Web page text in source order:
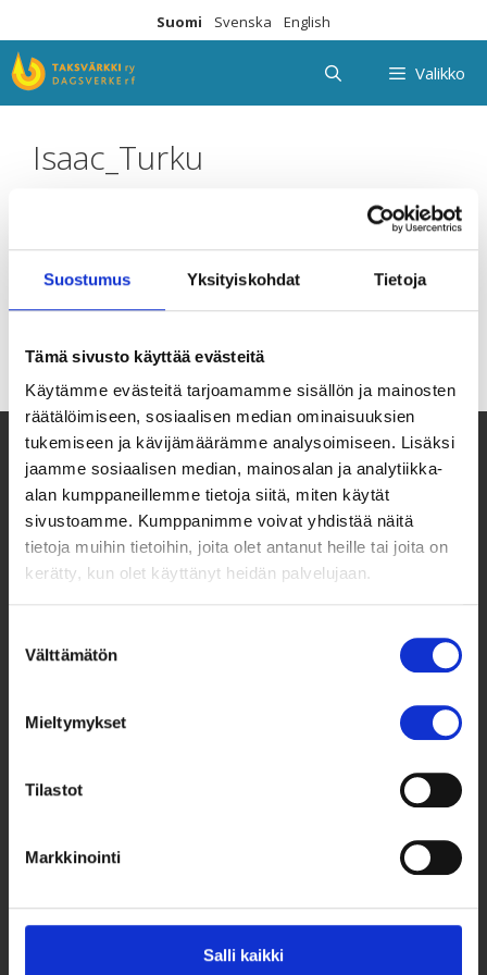
Suostumus Yksityiskohdat Tietoja
Tämä sivusto käyttää evästeitä
Käytämme evästeitä tarjoamamme sisällön ja mainosten
räätälöimiseen, sosiaalisen median ominaisuuksien
tukemiseen ja kävijämäärämme analysoimiseen. Lisäksi
jaamme sosiaalisen median, mainosalan ja analytiikka-
alan kumppaneillemme tietoja siitä, miten käytät
sivustoamme. Kumppanimme voivat yhdistää näitä
tietoja muihin tietoihin, joita olet antanut heille tai joita on
kerätty, kun olet käyttänyt heidän palvelujaan.
valinta
Välttämätön
Mieltymykset
Tilastot
Markkinointi
Salli kaikki
sisältöön
Suomi Svenska English
Valikko
Isaac_Turku
Taksvärkki ry
Globaalikeskus
Taksvärkki-keräys
Uutiskirje